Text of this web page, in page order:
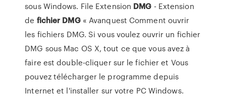
sous Windows. File Extension DMG - Extension
de fichier DMG« Avanquest Comment ouvrir
les fichiers DMG. Si vous voulez ouvrir un fichier
DMG sous Mac OS X, tout ce que vous avez à
faire est double-cliquer sur le fichier et Vous
pouvez télécharger le programme depuis
Internet et l'installer sur votre PC Windows.